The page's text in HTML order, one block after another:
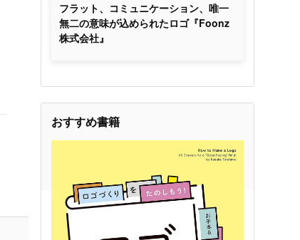
フラット、コミュニケーション、唯一
無二の意味が込められたロゴ『Foonz
株式会社』
おすすめ書籍